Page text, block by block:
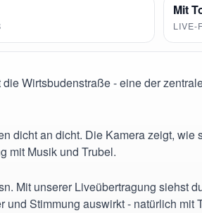
Mit
LIVE-
Wirtsbudenstraße - eine der
dicht an dicht. Die Kamera zeigt, wie
mit Musik und Trubel.
Mit unserer Liveübertragung siehst
Stimmung auswirkt - natürlich mit